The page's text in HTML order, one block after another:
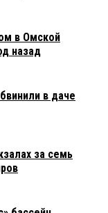
в Омской
назад
в даче
за семь